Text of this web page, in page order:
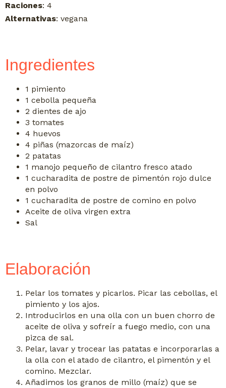
Raciones: 4
Alternativas: vegana
Ingredientes
1 pimiento
1 cebolla pequeña
2 dientes de ajo
3 tomates
4 huevos
4 piñas (mazorcas de maíz)
2 patatas
1 manojo pequeño de cilantro fresco atado
1 cucharadita de postre de pimentón rojo dulce
en polvo
1 cucharadita de postre de comino en polvo
Aceite de oliva virgen extra
Sal
Elaboración
Pelar los tomates y picarlos. Picar las cebollas, el
pimiento y los ajos.
Introducirlos en una olla con un buen chorro de
aceite de oliva y sofreír a fuego medio, con una
pizca de sal.
Pelar, lavar y trocear las patatas e incorporarlas a
la olla con el atado de cilantro, el pimentón y el
comino. Mezclar.
Añadimos los granos de millo (maíz) que se